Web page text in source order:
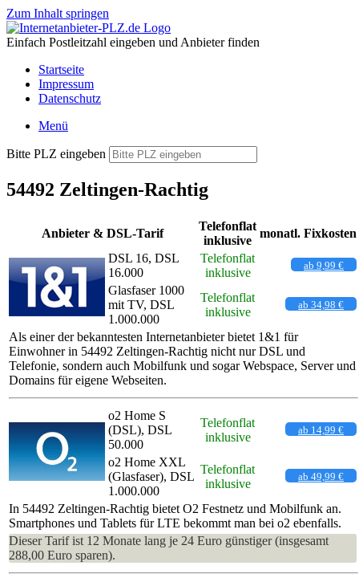
Zum Inhalt springen
Einfach Postleitzahl eingeben und Anbieter finden
Startseite
Impressum
Datenschutz
Menü
Bitte PLZ eingeben
54492 Zeltingen-Rachtig
Anbieter & DSL-Tarif
Telefonflat
inklusive
monatl. Fixkosten
DSL 16, DSL
16.000
Telefonflat
inklusive
ab 9,99 €
Glasfaser 1000
mit TV, DSL
1.000.000
Telefonflat
inklusive
ab 34,98 €
Als einer der bekanntesten Internetanbieter bietet 1&1 für
Einwohner in 54492 Zeltingen-Rachtig nicht nur DSL und
Telefonie, sondern auch Mobilfunk und sogar Webspace, Server und
Domains für eigene Webseiten.
o2 Home S
(DSL), DSL
50.000
Telefonflat
inklusive
ab 14,99 €
o2 Home XXL
(Glasfaser), DSL
1.000.000
Telefonflat
inklusive
ab 49,99 €
In 54492 Zeltingen-Rachtig bietet O2 Festnetz und Mobilfunk an.
Smartphones und Tablets für LTE bekommt man bei o2 ebenfalls.
Dieser Tarif ist 12 Monate lang je 24 Euro günstiger (insgesamt
288,00 Euro sparen).